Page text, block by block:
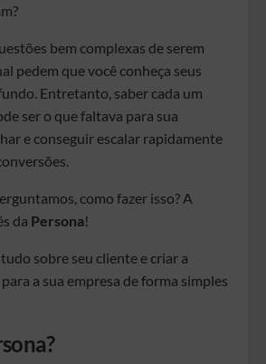
bem complexas de serem
pedem que você conheça seus
Entretanto, saber cada um
ser o que faltava para sua
e conseguir escalar rapidamente
como fazer isso? A
da Persona!
sobre seu cliente e criar a
a sua empresa de forma simples